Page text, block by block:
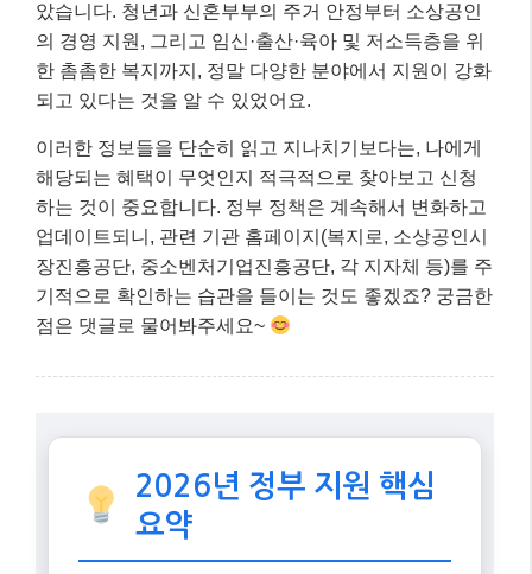
았습니다. 청년과 신혼부부의 주거 안정부터 소상공인
의 경영 지원, 그리고 임신·출산·육아 및 저소득층을 위
한 촘촘한 복지까지, 정말 다양한 분야에서 지원이 강화
되고 있다는 것을 알 수 있었어요.
이러한 정보들을 단순히 읽고 지나치기보다는, 나에게
해당되는 혜택이 무엇인지 적극적으로 찾아보고 신청
하는 것이 중요합니다. 정부 정책은 계속해서 변화하고
업데이트되니, 관련 기관 홈페이지(복지로, 소상공인시
장진흥공단, 중소벤처기업진흥공단, 각 지자체 등)를 주
기적으로 확인하는 습관을 들이는 것도 좋겠죠? 궁금한
점은 댓글로 물어봐주세요~
2026년 정부 지원 핵심
요약